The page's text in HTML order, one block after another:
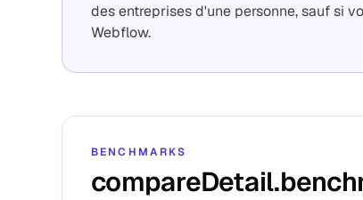
des entreprises d'une personne, sauf si
Webflow.
BENCHMARKS